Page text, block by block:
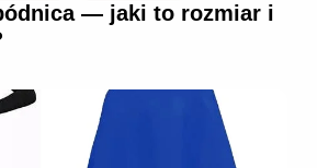
— jaki to rozmiar i